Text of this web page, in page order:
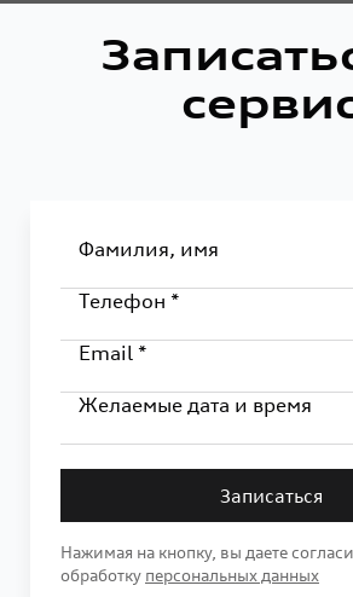
Фамилия, имя
Телефон *
Email *
Желаемые дата и время
Записаться
Нажимая на кнопку, вы даете
обработку персональных данных